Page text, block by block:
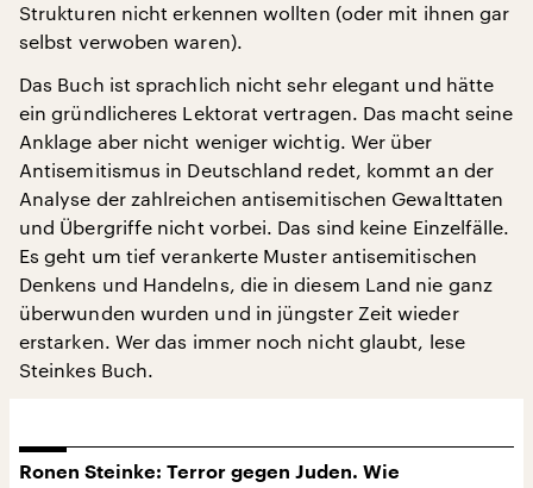
Strukturen nicht erkennen wollten (oder mit ihnen gar
selbst verwoben waren).
Das Buch ist sprachlich nicht sehr elegant und hätte
ein gründlicheres Lektorat vertragen. Das macht seine
Anklage aber nicht weniger wichtig. Wer über
Antisemitismus in Deutschland redet, kommt an der
Analyse der zahlreichen antisemitischen Gewalttaten
und Übergriffe nicht vorbei. Das sind keine Einzelfälle.
Es geht um tief verankerte Muster antisemitischen
Denkens und Handelns, die in diesem Land nie ganz
überwunden wurden und in jüngster Zeit wieder
erstarken. Wer das immer noch nicht glaubt, lese
Steinkes Buch.
Ronen Steinke: Terror gegen Juden. Wie